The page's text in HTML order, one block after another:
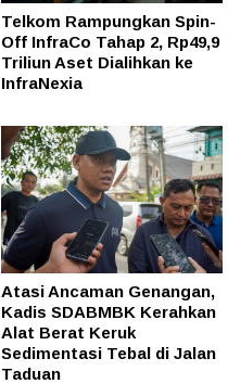
Telkom Rampungkan Spin-
Off InfraCo Tahap 2, Rp49,9
Triliun Aset Dialihkan ke
InfraNexia
Atasi Ancaman Genangan,
Kadis SDABMBK Kerahkan
Alat Berat Keruk
Sedimentasi Tebal di Jalan
Taduan